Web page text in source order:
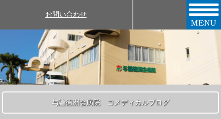
お問い合わせ
与論徳洲会病院 コメディカルブログ